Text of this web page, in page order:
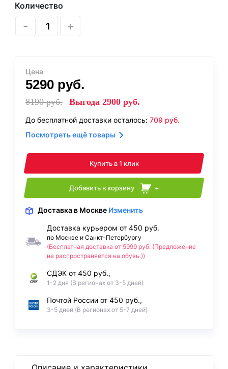
Количество
- +
Цена
5290 руб.
8190руб. Выгода 2900 руб.
До бесплатной доставки осталось: 709 руб.
Посмотреть ещё товары
Купить в 1 клик
Добавить в корзину +
Доставка в Москве Изменить
Доставка курьером от 450 руб.
по Москве и Санкт-Петербургу
(Бесплатная доставка от 5999 руб. (Предложение
не распространяется на обувь.))
СДЭК от 450 руб.,
1-2 дня (В регионах от 3-5 дней)
Почтой России от 450 руб.,
3-5 дней (В регионах от 5-7 дней)